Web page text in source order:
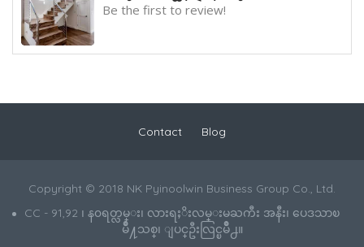
Be the first to review!
Contact Blog
Copyright © 2018 NK Pyinoolwin Business Group Co., Ltd.
CC - 91,92 ၊ န၀ရတ္လမ္း၊ လားရႈိးလမ္းမႀကီး အနီး၊ ပေဒသာၿ
မိဳ႔သစ္၊ ျပင္ဦးလြင္ၿမိဳ႕။